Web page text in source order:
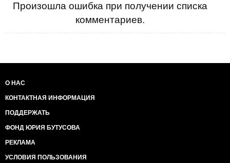
Произошла ошибка при получении списка
комментариев.
О НАС
КОНТАКТНАЯ ИНФОРМАЦИЯ
ПОДДЕРЖАТЬ
ФОНД ЮРИЯ БУТУСОВА
РЕКЛАМА
УСЛОВИЯ ПОЛЬЗОВАНИЯ